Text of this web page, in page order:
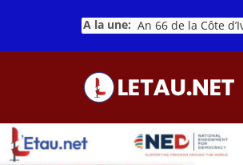
contenu
A la une: